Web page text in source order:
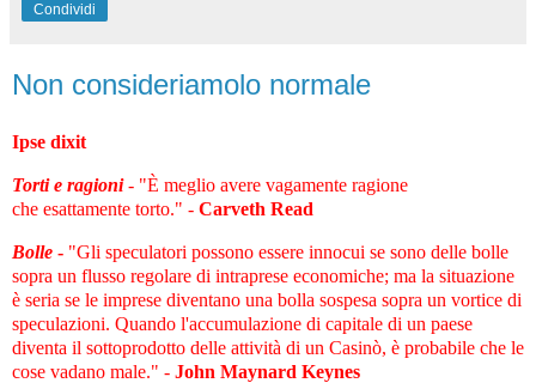
Condividi
Non consideriamolo normale
Ipse dixit
Torti e ragioni- "È meglio avere vagamente ragione
che esattamente torto." - Carveth Read
Bolle - "Gli speculatori possono essere innocui se sono delle bolle
sopra un flusso regolare di intraprese economiche; ma la situazione
è seria se le imprese diventano una bolla sospesa sopra un vortice di
speculazioni. Quando l'accumulazione di capitale di un paese
diventa il sottoprodotto delle attività di un Casinò, è probabile che le
cose vadano male." - John Maynard Keynes